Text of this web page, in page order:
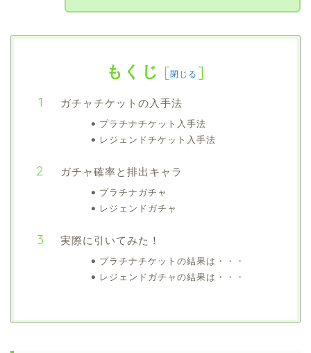
もくじ [閉じる ]
ガチャチケットの入手法
プラチナチケット入手法
レジェンドチケット入手法
ガチャ確率と排出キャラ
プラチナガチャ
レジェンドガチャ
実際に引いてみた！
プラチナチケットの結果は・・・
レジェンドガチャの結果は・・・